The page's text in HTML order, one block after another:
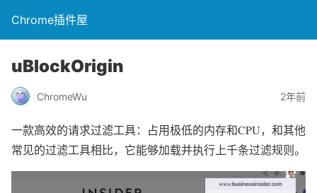
Chrome插件屋
uBlockOrigin
ChromeWu 2年前
一款高效的请求过滤工具：占用极低的内存和CPU，和其他
常见的过滤工具相比，它能够加载并执行上千条过滤规则。